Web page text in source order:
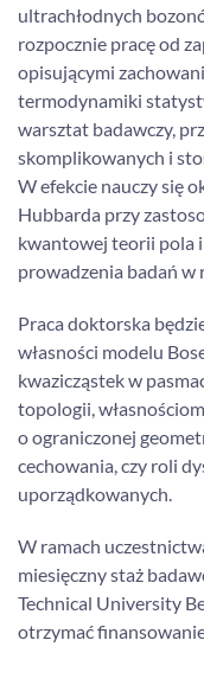
ultrachłodnych
rozpocznie pracę od
opisującymi
termodynamiki
warsztat badawczy,
skomplikowanych i
W efekcie nauczy się
Hubbarda przy
kwantowej teorii pola
prowadzenia badań w
Praca doktorska
własności modelu
kwazicząstek w
topologii,
o ograniczonej
cechowania, czy roli
uporządkowanych.
W ramach
miesięczny staż
Technical University
otrzymać